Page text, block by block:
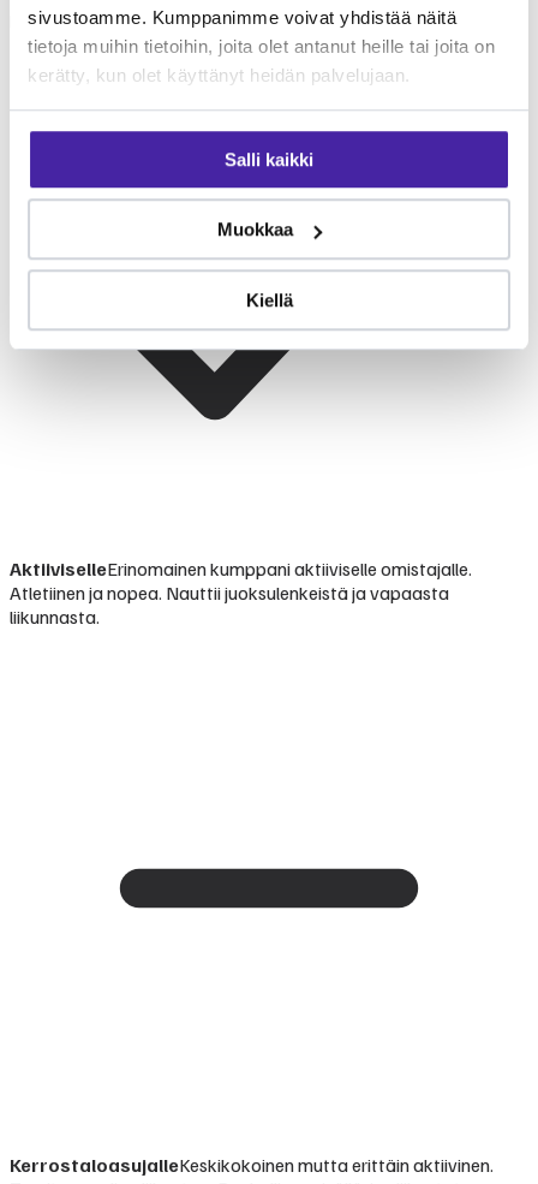
sivustoamme. Kumppanimme voivat yhdistää näitä
tietoja muihin tietoihin, joita olet antanut heille tai joita on
kerätty, kun olet käyttänyt heidän palvelujaan.
Salli kaikki
Muokkaa
Kiellä
kanssa.
AktiiviselleErinomainen kumppani aktiiviselle omistajalle.
Atletiinen ja nopea. Nauttii juoksulenkeistä ja vapaasta
liikunnasta.
KerrostaloasujalleKeskikokoinen mutta erittäin aktiivinen.